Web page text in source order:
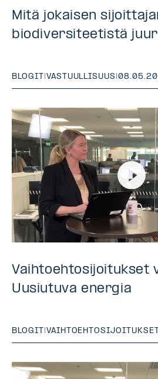
Mitä jokaisen
biodiversiteetistä
BLOGIT VASTUULLISUUS |
Vaihtoehtosijoitukset
Uusiutuva energia
BLOGIT